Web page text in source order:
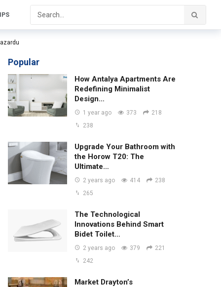
Popular
How Antalya Apartments Are
Redefining Minimalist
Design…
1 year ago 373
218
238
Upgrade Your Bathroom with
the Horow T20: The
Ultimate…
2 years ago 414
238
265
The Technological
Innovations Behind Smart
Bidet Toilet…
2 years ago 379
221
242
Market Drayton’s